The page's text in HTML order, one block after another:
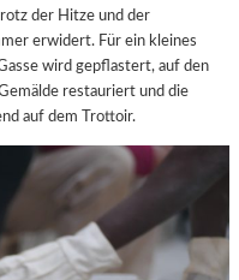
der Hitze und der
erwidert. Für ein kleines
wird gepflastert, auf den
restauriert und die
auf dem Trottoir.